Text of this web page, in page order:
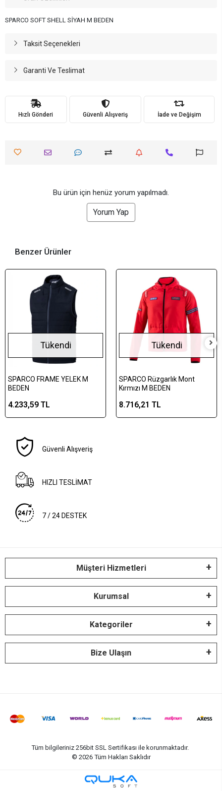
SPARCO SOFT SHELL SİYAH M BEDEN
Taksit Seçenekleri
Garanti Ve Teslimat
Hızlı Gönderi Güvenli Alışveriş İade ve Değişim
Bu ürün için henüz yorum yapılmadı.
Yorum Yap
Benzer Ürünler
Tükendi
SPARCO FRAME YELEK M
BEDEN
4.233,59 TL
Tükendi
SPARCO Rüzgarlık Mont
Kırmızı M BEDEN
8.716,21 TL
Güvenli Alışveriş
HIZLI TESLİMAT
7 / 24 DESTEK
Müşteri Hizmetleri
Kurumsal
Kategoriler
Bize Ulaşın
Tüm bilgileriniz 256bit SSL Sertifikası ile korunmaktadır.
© 2026 Tüm Hakları Saklıdır